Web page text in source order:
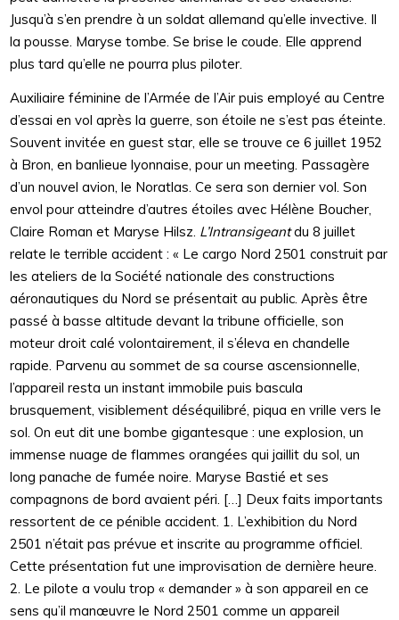
Jusqu’à s’en prendre à un soldat allemand qu’elle invective. Il
la pousse. Maryse tombe. Se brise le coude. Elle apprend
plus tard qu’elle ne pourra plus piloter.
Auxiliaire féminine de l’Armée de l’Air puis employé au Centre
d’essai en vol après la guerre, son étoile ne s’est pas éteinte.
Souvent invitée en guest star, elle se trouve ce 6 juillet 1952
à Bron, en banlieue lyonnaise, pour un meeting. Passagère
d’un nouvel avion, le Noratlas. Ce sera son dernier vol. Son
envol pour atteindre d’autres étoiles avec Hélène Boucher,
Claire Roman et Maryse Hilsz. L’Intransigeantdu 8 juillet
relate le terrible accident : « Le cargo Nord 2501 construit par
les ateliers de la Société nationale des constructions
aéronautiques du Nord se présentait au public. Après être
passé à basse altitude devant la tribune officielle, son
moteur droit calé volontairement, il s’éleva en chandelle
rapide. Parvenu au sommet de sa course ascensionnelle,
l’appareil resta un instant immobile puis bascula
brusquement, visiblement déséquilibré, piqua en vrille vers le
sol. On eut dit une bombe gigantesque : une explosion, un
immense nuage de flammes orangées qui jaillit du sol, un
long panache de fumée noire. Maryse Bastié et ses
compagnons de bord avaient péri. […] Deux faits importants
ressortent de ce pénible accident. 1. L’exhibition du Nord
2501 n’était pas prévue et inscrite au programme officiel.
Cette présentation fut une improvisation de dernière heure.
2. Le pilote a voulu trop « demander » à son appareil en ce
sens qu’il manœuvre le Nord 2501 comme un appareil